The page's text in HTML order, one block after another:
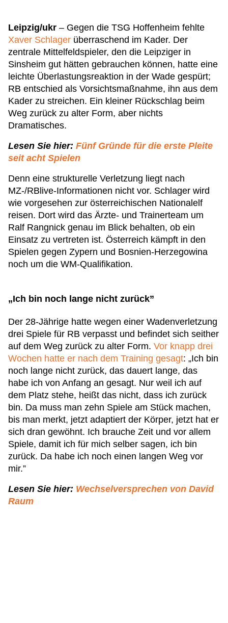
Leipzig/ukr – Gegen die TSG Hoffenheim fehlte
Xaver Schlager überraschend im Kader. Der
zentrale Mittelfeldspieler, den die Leipziger in
Sinsheim gut hätten gebrauchen können, hatte eine
leichte Überlastungsreaktion in der Wade gespürt;
RB entschied als Vorsichtsmaßnahme, ihn aus dem
Kader zu streichen. Ein kleiner Rückschlag beim
Weg zurück zu alter Form, aber nichts
Dramatisches.
Lesen Sie hier: Fünf Gründe für die erste Pleite
seit acht Spielen
Denn eine strukturelle Verletzung liegt nach
MZ-/RBlive-Informationen nicht vor. Schlager wird
wie vorgesehen zur österreichischen Nationalelf
reisen. Dort wird das Ärzte- und Trainerteam um
Ralf Rangnick genau im Blick behalten, ob ein
Einsatz zu vertreten ist. Österreich kämpft in den
Spielen gegen Zypern und Bosnien-Herzegowina
noch um die WM-Qualifikation.
„Ich bin noch lange nicht zurück”
Der 28-Jährige hatte wegen einer Wadenverletzung
drei Spiele für RB verpasst und befindet sich seither
auf dem Weg zurück zu alter Form. Vor knapp drei
Wochen hatte er nach dem Training gesagt: „Ich bin
noch lange nicht zurück, das dauert lange, das
habe ich von Anfang an gesagt. Nur weil ich auf
dem Platz stehe, heißt das nicht, dass ich zurück
bin. Da muss man zehn Spiele am Stück machen,
bis man merkt, jetzt adaptiert der Körper, jetzt hat er
sich dran gewöhnt. Ich brauche Zeit und vor allem
Spiele, damit ich für mich selber sagen, ich bin
zurück. Da habe ich noch einen langen Weg vor
mir.”
Lesen Sie hier: Wechselversprechen von David
Raum